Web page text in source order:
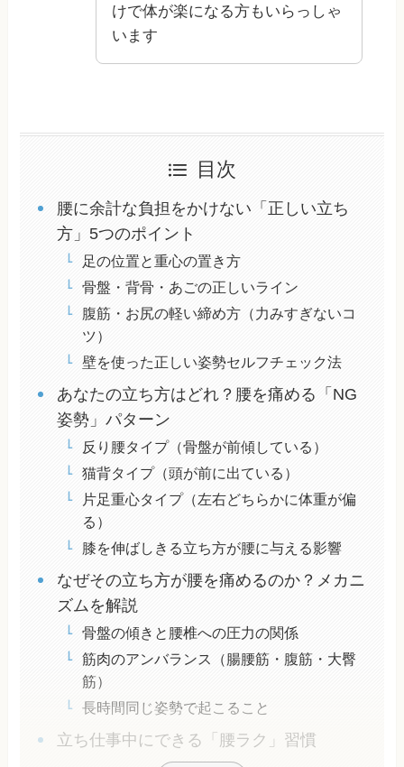
けで体が楽になる方もいらっしゃ
います
目次
腰に余計な負担をかけない「正しい立ち
方」5つのポイント
足の位置と重心の置き方
骨盤・背骨・あごの正しいライン
腹筋・お尻の軽い締め方（力みすぎないコ
ツ）
壁を使った正しい姿勢セルフチェック法
あなたの立ち方はどれ？腰を痛める「NG
姿勢」パターン
反り腰タイプ（骨盤が前傾している）
猫背タイプ（頭が前に出ている）
片足重心タイプ（左右どちらかに体重が偏
る）
膝を伸ばしきる立ち方が腰に与える影響
なぜその立ち方が腰を痛めるのか？メカニ
ズムを解説
骨盤の傾きと腰椎への圧力の関係
筋肉のアンバランス（腸腰筋・腹筋・大臀
筋）
長時間同じ姿勢で起こること
立ち仕事中にできる「腰ラク」習慣